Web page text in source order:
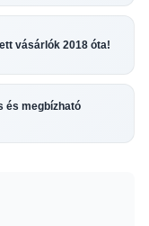
vásárlók 2018 óta!
és megbízható